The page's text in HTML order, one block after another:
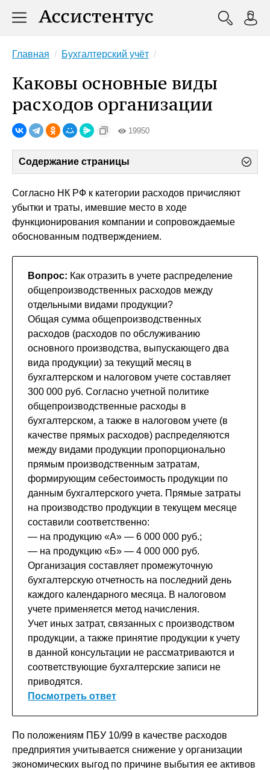
Главная Бухгалтерский учёт
Каковы основные виды
расходов организации
19950
Содержание страницы
Согласно НК РФ к категории расходов причисляют
убытки и траты, имевшие место в ходе
функционирования компании и сопровождаемые
обоснованным подтверждением.
Вопрос: Как отразить в учете распределение
общепроизводственных расходов между
отдельными видами продукции?
Общая сумма общепроизводственных
расходов (расходов по обслуживанию
основного производства, выпускающего два
вида продукции) за текущий месяц в
бухгалтерском и налоговом учете составляет
300 000 руб. Согласно учетной политике
общепроизводственные расходы в
бухгалтерском, а также в налоговом учете (в
качестве прямых расходов) распределяются
между видами продукции пропорционально
прямым производственным затратам,
формирующим себестоимость продукции по
данным бухгалтерского учета. Прямые затраты
на производство продукции в текущем месяце
составили соответственно:
— на продукцию «А» — 6 000 000 руб.;
— на продукцию «Б» — 4 000 000 руб.
Организация составляет промежуточную
бухгалтерскую отчетность на последний день
каждого календарного месяца. В налоговом
учете применяется метод начисления.
Учет иных затрат, связанных с производством
продукции, а также принятие продукции к учету
в данной консультации не рассматриваются и
соответствующие бухгалтерские записи не
приводятся.
Посмотреть ответ
По положениям ПБУ 10/99 в качестве расходов
предприятия учитывается снижение у организации
экономических выгод по причине выбытия ее активов